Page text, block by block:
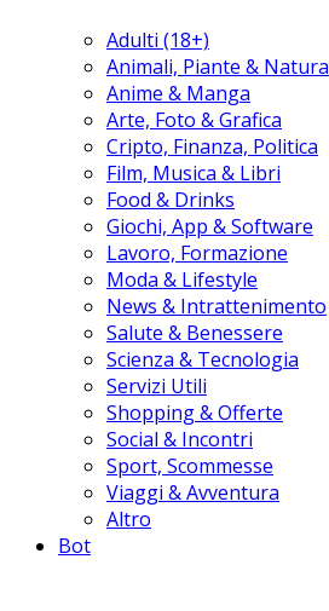
Adulti (18+)
Animali, Piante & Natura
Anime & Manga
Arte, Foto & Grafica
Cripto, Finanza, Politica
Film, Musica & Libri
Food & Drinks
Giochi, App & Software
Lavoro, Formazione
Moda & Lifestyle
News & Intrattenimento
Salute & Benessere
Scienza & Tecnologia
Servizi Utili
Shopping & Offerte
Social & Incontri
Sport, Scommesse
Viaggi & Avventura
Altro
Bot